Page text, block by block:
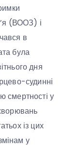
(ВООЗ) і
в
була
дня
судинні
смертності у
із цих
у